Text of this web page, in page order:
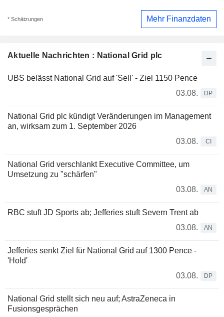
Aktuelle Nachrichten : National Grid plc
UBS belässt National Grid auf 'Sell' - Ziel 1150 Pence
03.08.
DP
National Grid plc kündigt Veränderungen im Management
an, wirksam zum 1. September 2026
03.08.
CI
National Grid verschlankt Executive Committee, um
Umsetzung zu "schärfen"
03.08.
AN
RBC stuft JD Sports ab; Jefferies stuft Severn Trent ab
03.08.
AN
Jefferies senkt Ziel für National Grid auf 1300 Pence -
'Hold'
03.08.
DP
National Grid stellt sich neu auf; AstraZeneca in
Fusionsgesprächen
* Schätzungen Mehr Finanzdaten